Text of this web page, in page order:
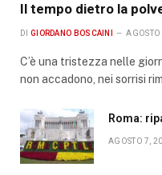
Il tempo dietro la
DI GIORDANO BOSCAINI
C’è una tristezza nelle
non accadono, nei sorrisi
Roma:
AGOSTO 7,